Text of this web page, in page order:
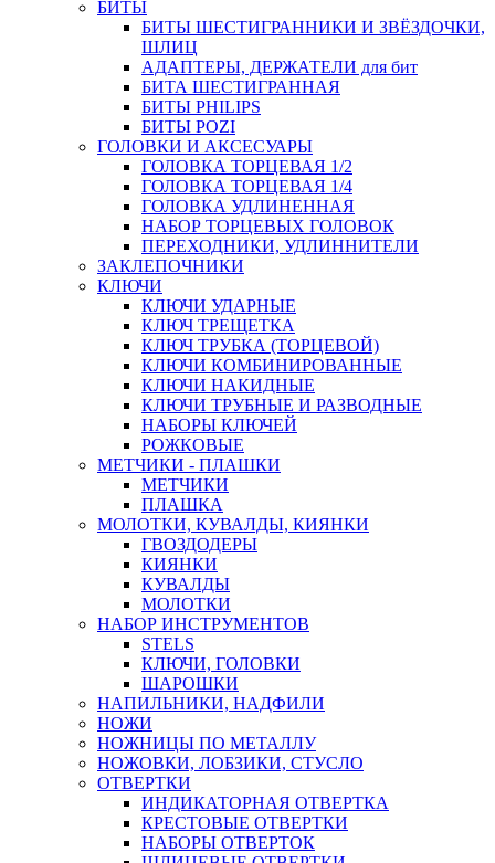
БИТЫ
БИТЫ ШЕСТИГРАННИКИ И ЗВЁЗДОЧКИ,
ШЛИЦ
АДАПТЕРЫ, ДЕРЖАТЕЛИ для бит
БИТА ШЕСТИГРАННАЯ
БИТЫ PHILIPS
БИТЫ POZI
ГОЛОВКИ И АКСЕСУАРЫ
ГОЛОВКА ТОРЦЕВАЯ 1/2
ГОЛОВКА ТОРЦЕВАЯ 1/4
ГОЛОВКА УДЛИНЕННАЯ
НАБОР ТОРЦЕВЫХ ГОЛОВОК
ПЕРЕХОДНИКИ, УДЛИННИТЕЛИ
ЗАКЛЕПОЧНИКИ
КЛЮЧИ
КЛЮЧИ УДАРНЫЕ
КЛЮЧ ТРЕЩЕТКА
КЛЮЧ ТРУБКА (ТОРЦЕВОЙ)
КЛЮЧИ КОМБИНИРОВАННЫЕ
КЛЮЧИ НАКИДНЫЕ
КЛЮЧИ ТРУБНЫЕ И РАЗВОДНЫЕ
НАБОРЫ КЛЮЧЕЙ
РОЖКОВЫЕ
МЕТЧИКИ - ПЛАШКИ
МЕТЧИКИ
ПЛАШКА
МОЛОТКИ, КУВАЛДЫ, КИЯНКИ
ГВОЗДОДЕРЫ
КИЯНКИ
КУВАЛДЫ
МОЛОТКИ
НАБОР ИНСТРУМЕНТОВ
STELS
КЛЮЧИ, ГОЛОВКИ
ШАРОШКИ
НАПИЛЬНИКИ, НАДФИЛИ
НОЖИ
НОЖНИЦЫ ПО МЕТАЛЛУ
НОЖОВКИ, ЛОБЗИКИ, СТУСЛО
ОТВЕРТКИ
ИНДИКАТОРНАЯ ОТВЕРТКА
КРЕСТОВЫЕ ОТВЕРТКИ
НАБОРЫ ОТВЕРТОК